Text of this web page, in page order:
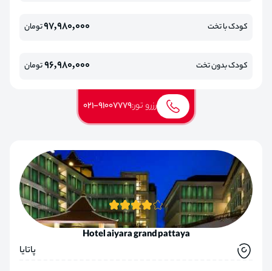
کودک با تخت 97,980,000تومان
کودک بدون تخت 96,980,000تومان
رزرو تور:021-91007779
Hotel aiyara grand pattaya
پاتایا